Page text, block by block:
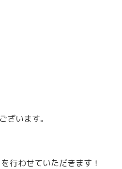
ざいます。
行わせていただきます！